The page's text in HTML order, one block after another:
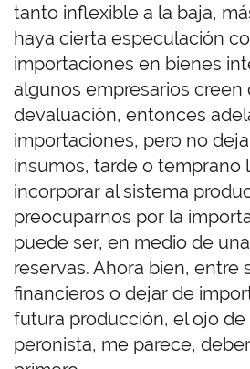
tanto inflexible a la baja,
haya cierta especulación
importaciones en bienes
algunos empresarios creen
devaluación, entonces
importaciones, pero no
insumos, tarde o temprano
incorporar al sistema
preocuparnos por la
puede ser, en medio de
reservas. Ahora bien, entre
financieros o dejar de
futura producción, el ojo
peronista, me parece,